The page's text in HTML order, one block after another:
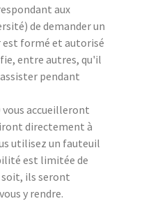
aux
de demander un
est formé et autorisé
entre autres, qu'il
pendant
vous accueilleront
directement à
utilisez un fauteuil
est limitée de
soit, ils seront
y rendre.